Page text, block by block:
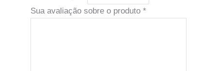
Sua avaliação sobre o produto *